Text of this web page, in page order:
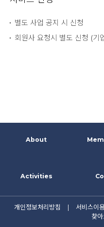
별도 사업 공지 시 신청
회원사 요청시 별도 신청 (
About
Activities
개인정보처리방침 | 서비스이
찾